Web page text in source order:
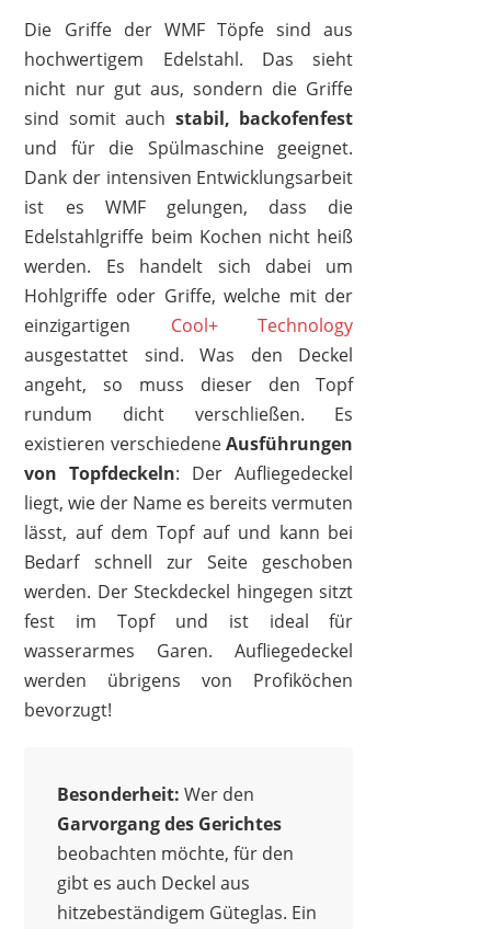
Die Griffe der WMF Töpfe sind aus
hochwertigem Edelstahl. Das sieht
nicht nur gut aus, sondern die Griffe
sind somit auch stabil, backofenfest
und für die Spülmaschine geeignet.
Dank der intensiven Entwicklungsarbeit
ist es WMF gelungen, dass die
Edelstahlgriffe beim Kochen nicht heiß
werden. Es handelt sich dabei um
Hohlgriffe oder Griffe, welche mit der
einzigartigen Cool+ Technology
ausgestattet sind. Was den Deckel
angeht, so muss dieser den Topf
rundum dicht verschließen. Es
existieren verschiedeneAusführungen
von Topfdeckeln: Der Aufliegedeckel
liegt, wie der Name es bereits vermuten
lässt, auf dem Topf auf und kann bei
Bedarf schnell zur Seite geschoben
werden. Der Steckdeckel hingegen sitzt
fest im Topf und ist ideal für
wasserarmes Garen. Aufliegedeckel
werden übrigens von Profiköchen
bevorzugt!
Besonderheit: Wer den
Garvorgang des Gerichtes
beobachten möchte, für den
gibt es auch Deckel aus
hitzebeständigem Güteglas. Ein